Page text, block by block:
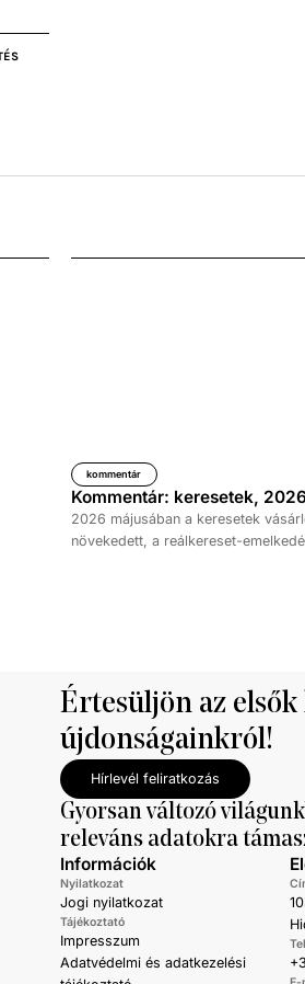
kommentár
Kommentár: keresetek,
2026 májusában a keresetek
növekedett, a reálkereset-
Értesüljön az
újdonságainkról!
Hírlevél feliratkozás
Gyorsan változó
releváns adatokra
Információk
Nyilatkozat
Jogi nyilatkozat
Tájékoztató
Impresszum
Adatvédelmi és adatkezelési